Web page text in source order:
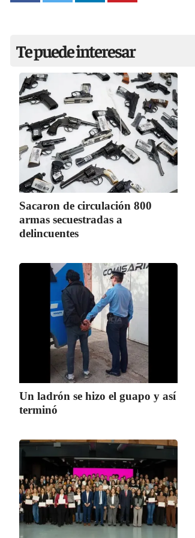
Te puede interesar
Sacaron de circulación 800
armas secuestradas a
delincuentes
Un ladrón se hizo el guapo y así
terminó